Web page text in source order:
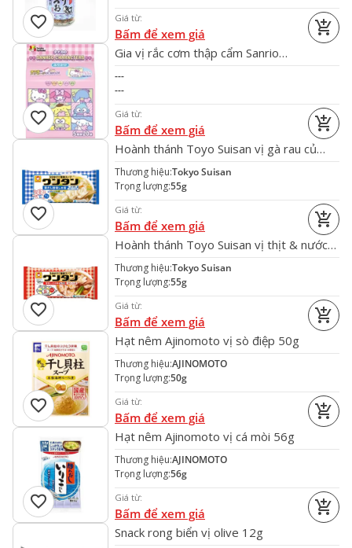
Giá từ:
Bấm để xem giá add_shopping_cart
favorite
Gia vị rắc cơm thập cẩm Sanrio
---
---
Giá từ:
Bấm để xem giá add_shopping_cart
favorite
Hoành thánh Toyo Suisan vị gà rau củ
55g (xanh dương)
Thương hiệu:Tokyo Suisan
Trọng lượng:55g
Giá từ:
Bấm để xem giá add_shopping_cart
favorite
Hoành thánh Toyo Suisan vị thịt & nước
tương 55g (đỏ)
Thương hiệu:Tokyo Suisan
Trọng lượng:55g
Giá từ:
Bấm để xem giá add_shopping_cart
favorite
Hạt nêm Ajinomoto vị sò điệp 50g
Thương hiệu:AJINOMOTO
Trọng lượng:50g
Giá từ:
Bấm để xem giá add_shopping_cart
favorite
Hạt nêm Ajinomoto vị cá mòi 56g
Thương hiệu:AJINOMOTO
Trọng lượng:56g
Giá từ:
Bấm để xem giá add_shopping_cart
favorite
Snack rong biển vị olive 12g